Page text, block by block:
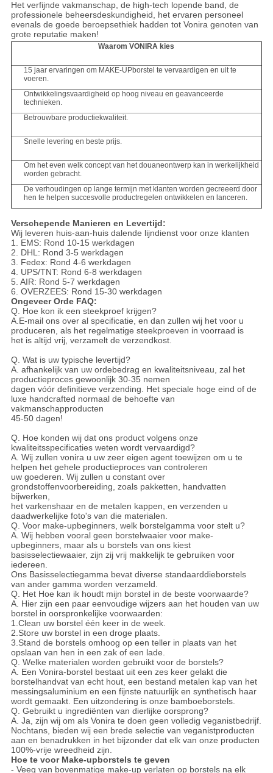
Het verfijnde vakmanschap, de high-tech lopende band, de
professionele beheersdeskundigheid, het ervaren personeel
evenals de goede beroepsethiek hadden tot Vonira genoten van
grote reputatie maken!
Waarom VONIRA kies
15 jaar ervaringen om MAKE-UPborstel te vervaardigen en uit te
voeren.
Ontwikkelingsvaardigheid op hoog niveau en geavanceerde
technieken.
Betrouwbare productiekwaliteit.
Snelle levering en beste prijs.
Om het even welk concept van het douaneontwerp kan in werkelijkheid
worden gebracht.
De verhoudingen op lange termijn met klanten worden gecreeerd door
hen te helpen succesvolle productregelen ontwikkelen en lanceren.
Verschepende Manieren en Levertijd:
Wij leveren huis-aan-huis dalende lijndienst voor onze klanten
1. EMS: Rond 10-15 werkdagen
2. DHL: Rond 3-5 werkdagen
3. Fedex: Rond 4-6 werkdagen
4. UPS/TNT: Rond 6-8 werkdagen
5. AIR: Rond 5-7 werkdagen
6. OVERZEES: Rond 15-30 werkdagen
Ongeveer Orde FAQ:
Q. Hoe kon ik een steekproef krijgen?
A.E-mail ons over al specificatie, en dan zullen wij het voor u
produceren, als het regelmatige steekproeven in voorraad is
het is altijd vrij, verzamelt de verzendkost.
Q. Wat is uw typische levertijd?
A. afhankelijk van uw ordebedrag en kwaliteitsniveau, zal het
productieproces gewoonlijk 30-35 nemen
dagen vóór definitieve verzending. Het speciale hoge eind of de
luxe handcrafted normaal de behoefte van
vakmanschapproducten
45-50 dagen!
Q. Hoe konden wij dat ons product volgens onze
kwaliteitsspecificaties weten wordt vervaardigd?
A. Wij zullen vonira u uw zeer eigen agent toewijzen om u te
helpen het gehele productieproces van controleren
uw goederen. Wij zullen u constant over
grondstoffenvoorbereiding, zoals pakketten, handvatten
bijwerken,
het varkenshaar en de metalen kappen, en verzenden u
daadwerkelijke foto's van die materialen.
Q. Voor make-upbeginners, welk borstelgamma voor stelt u?
A. Wij hebben vooral geen borstelwaaier voor make-
upbeginners, maar als u borstels van ons kiest
basisselectiewaaier, zijn zij vrij makkelijk te gebruiken voor
iedereen.
Ons Basisselectiegamma bevat diverse standaarddieborstels
van ander gamma worden verzameld.
Q. Het Hoe kan ik houdt mijn borstel in de beste voorwaarde?
A. Hier zijn een paar eenvoudige wijzers aan het houden van uw
borstel in oorspronkelijke voorwaarden:
1.Clean uw borstel één keer in de week.
2.Store uw borstel in een droge plaats.
3.Stand de borstels omhoog op een teller in plaats van het
opslaan van hen in een zak of een lade.
Q. Welke materialen worden gebruikt voor de borstels?
A. Een Vonira-borstel bestaat uit een zes keer gelakt die
borstelhandvat van echt hout, een bestand metalen kap van het
messingsaluminium en een fijnste natuurlijk en synthetisch haar
wordt gemaakt. Een uitzondering is onze bamboeborstels.
Q. Gebruikt u ingrediënten van dierlijke oorsprong?
A. Ja, zijn wij om als Vonira te doen geen volledig veganistbedrijf.
Nochtans, bieden wij een brede selectie van veganistproducten
aan en benadrukken in het bijzonder dat elk van onze producten
100%-vrije wreedheid zijn.
Hoe te voor Make-upborstels te geven
- Veeg van bovenmatige make-up verlaten op borstels na elk